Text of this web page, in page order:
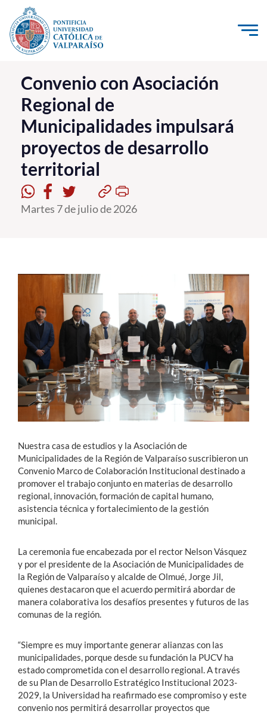
Click acá para ir directamente al contenido
La Universidad
Investigación, Creación e Innovación
PUCV Internacional
Vinculación con el Medio
Admisión
Pregrado
Académicos
Funcionarios
Alumni
English
Convenio con Asociación
Regional de
Municipalidades impulsará
proyectos de desarrollo
territorial
Martes 7 de julio de 2026
Nuestra casa de estudios y la Asociación de
Municipalidades de la Región de Valparaíso suscribieron un
Convenio Marco de Colaboración Institucional destinado a
promover el trabajo conjunto en materias de desarrollo
regional, innovación, formación de capital humano,
asistencia técnica y fortalecimiento de la gestión
municipal.
La ceremonia fue encabezada por el rector Nelson Vásquez
y por el presidente de la Asociación de Municipalidades de
la Región de Valparaíso y alcalde de Olmué, Jorge Jil,
quienes destacaron que el acuerdo permitirá abordar de
manera colaborativa los desafíos presentes y futuros de las
comunas de la región.
“Siempre es muy importante generar alianzas con las
municipalidades, porque desde su fundación la PUCV ha
estado comprometida con el desarrollo regional. A través
de su Plan de Desarrollo Estratégico Institucional 2023-
2029, la Universidad ha reafirmado ese compromiso y este
convenio nos permitirá desarrollar proyectos que